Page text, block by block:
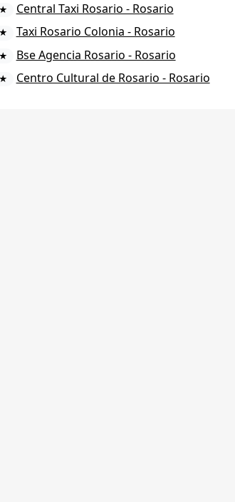
Central Taxi Rosario - Rosario
Taxi Rosario Colonia - Rosario
Bse Agencia Rosario - Rosario
Centro Cultural de Rosario - Rosario